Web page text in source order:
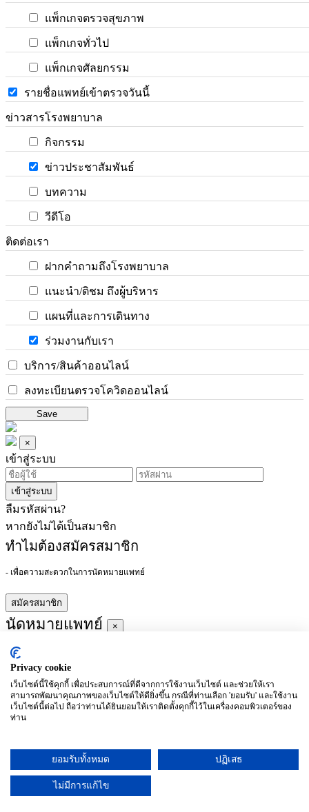
แพ็กเกจตรวจสุขภาพ
แพ็กเกจทั่วไป
แพ็กเกจศัลยกรรม
รายชื่อแพทย์เข้าตรวจวันนี้
ข่าวสารโรงพยาบาล
กิจกรรม
ข่าวประชาสัมพันธ์
บทความ
วีดีโอ
ติดต่อเรา
ฝากคำถามถึงโรงพยาบาล
แนะนำ/ติชม ถึงผู้บริหาร
แผนที่และการเดินทาง
ร่วมงานกับเรา
บริการ/สินค้าออนไลน์
ลงทะเบียนตรวจโควิดออนไลน์
Save
×
เข้าสู่ระบบ
เข้าสู่ระบบ
ลืมรหัสผ่าน?
หากยังไม่ได้เป็นสมาชิก
ทำไมต้องสมัครสมาชิก
- เพื่อความสะดวกในการนัดหมายแพทย์
สมัครสมาชิก
นัดหมายแพทย์ ×
ผู้ชำนาญการ
ประจำ :
อาทิตย์
จันทร์
(27/09)
อังคาร
(28/09)
พุธ
พฤหัสบดี
ศุกร์
เสาร์
Privacy cookie
เว็บไซต์นี้ใช้คุกกี้ เพื่อประสบการณ์ที่ดีจากการใช้งานเว็บไซต์ และช่วยให้เรา
สามารถพัฒนาคุณภาพของเว็บไซต์ให้ดียิ่งขึ้น กรณีที่ท่านเลือก 'ยอมรับ' และใช้งาน
เว็บไซต์นี้ต่อไป ถือว่าท่านได้ยินยอมให้เราติดตั้งคุกกี้ไว้ในเครื่องคอมพิวเตอร์ของ
ท่าน
ยอมรับทั้งหมด ปฏิเสธ
ไม่มีการแก้ไข